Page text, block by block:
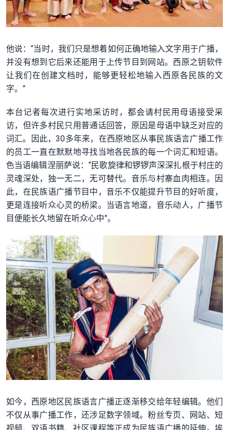
他说：“当时，我们只是想着如何正确地输入文字用于广播，
并没有想到它后来还能用于上传节目到网站。西原之钥软件
让我们在创建文档时，能够更轻松地输入西原各民族的文
字。”
本台记者每次进行实地采访时，都会请村民用母语接受采
访，但许多村民只用普通话回答，原因是母语中缺乏对应的
词汇。因此，30多年来，在西原地区从事民族语言广播工作
的员工一直在默默地寻找当地各民族的每一个词汇和短语。
色当语编辑涅丽萨说：“民歌旋律和锣锣声深深扎根于村庄的
灵魂深处，独一无二，无可替代。音乐与村寨血肉相连。因
此，在民族语广播节目中，音乐不仅能提升节目的好听度，
更是连接听众心灵的桥梁。当语言地道，音乐动人，广播节
目便能长久地留在听众心中”。
如今，西原地区民族语言广播正逐渐移交给年轻编辑。他们
不仅从事广播工作，还涉足数字领域。粉丝专页、网站、短